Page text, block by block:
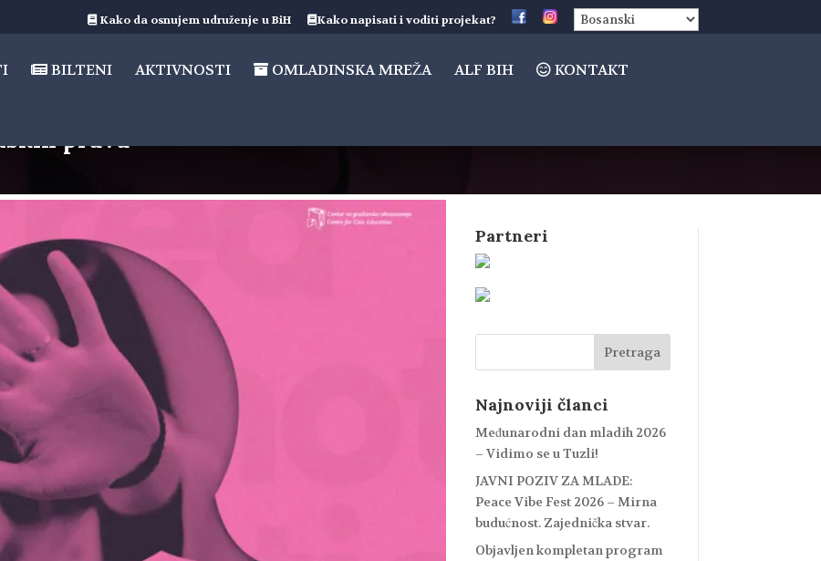
Kako da osnujem udruženje u BiH Kako napisati i voditi projekat?
BILTENI AKTIVNOSTI OMLADINSKA MREŽA ALF BIH KONTAKT
prava
Partneri
Najnoviji članci
Međunarodni dan mladih 2026
– Vidimo se u Tuzli!
JAVNI POZIV ZA MLADE:
Peace Vibe Fest 2026 – Mirna
budućnost. Zajednička stvar.
Objavljen kompletan program